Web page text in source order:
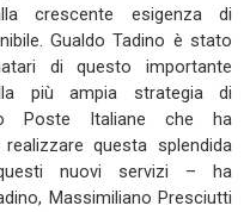
crescente esigenza di
Gualdo Tadino è stato
di questo importante
più ampia strategia di
Poste Italiane che ha
questa splendida
nuovi servizi – ha
Massimiliano Presciutti